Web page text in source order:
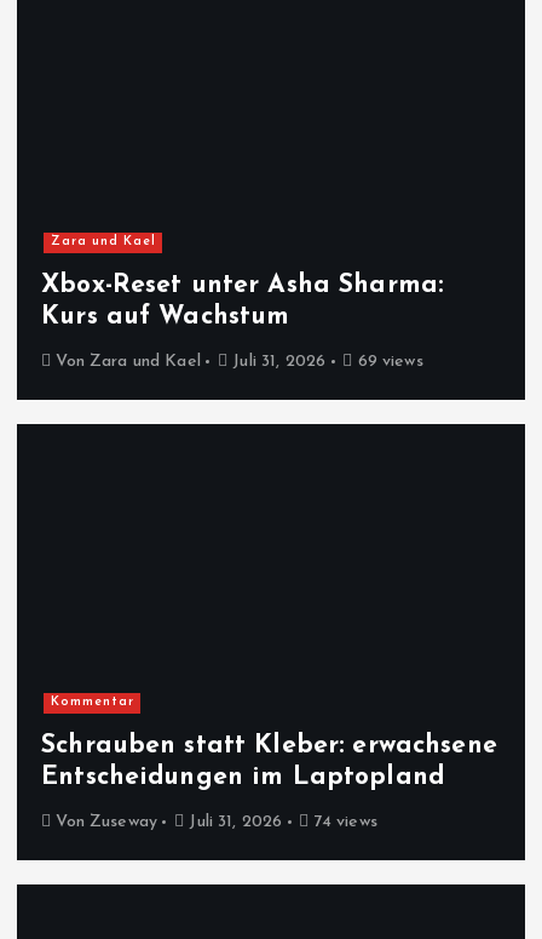
Zara und Kael
Xbox-Reset unter Asha Sharma:
Kurs auf Wachstum
Von Zara und Kael Juli 31, 2026 69 views
Kommentar
Schrauben statt Kleber: erwachsene
Entscheidungen im Laptopland
Von Zuseway Juli 31, 2026 74 views